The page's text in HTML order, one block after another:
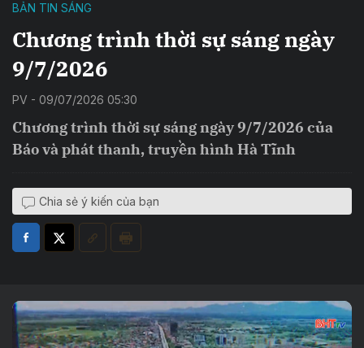
BẢN TIN SÁNG
Chương trình thời sự sáng ngày
9/7/2026
PV - 09/07/2026 05:30
Chương trình thời sự sáng ngày 9/7/2026 của
Báo và phát thanh, truyền hình Hà Tĩnh
Chia sẻ ý kiến của bạn